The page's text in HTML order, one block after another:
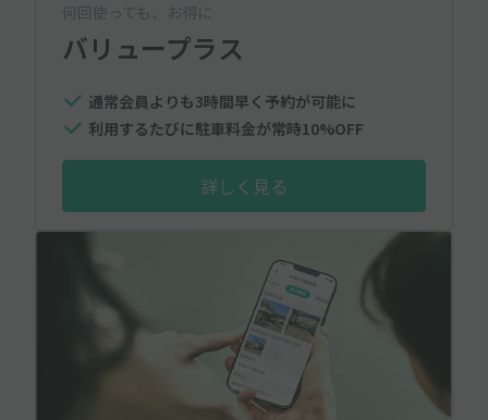
何回使っても、お得に
バリュープラス
通常会員よりも3時間早く予約が可能に
利用するたびに駐車料金が常時10%OFF
詳しく見る